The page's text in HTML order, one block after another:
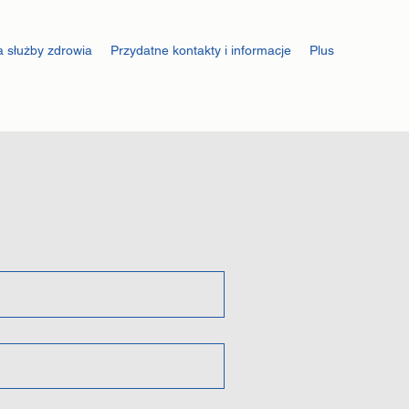
zdrowia Przydatne kontakty i informacje Plus